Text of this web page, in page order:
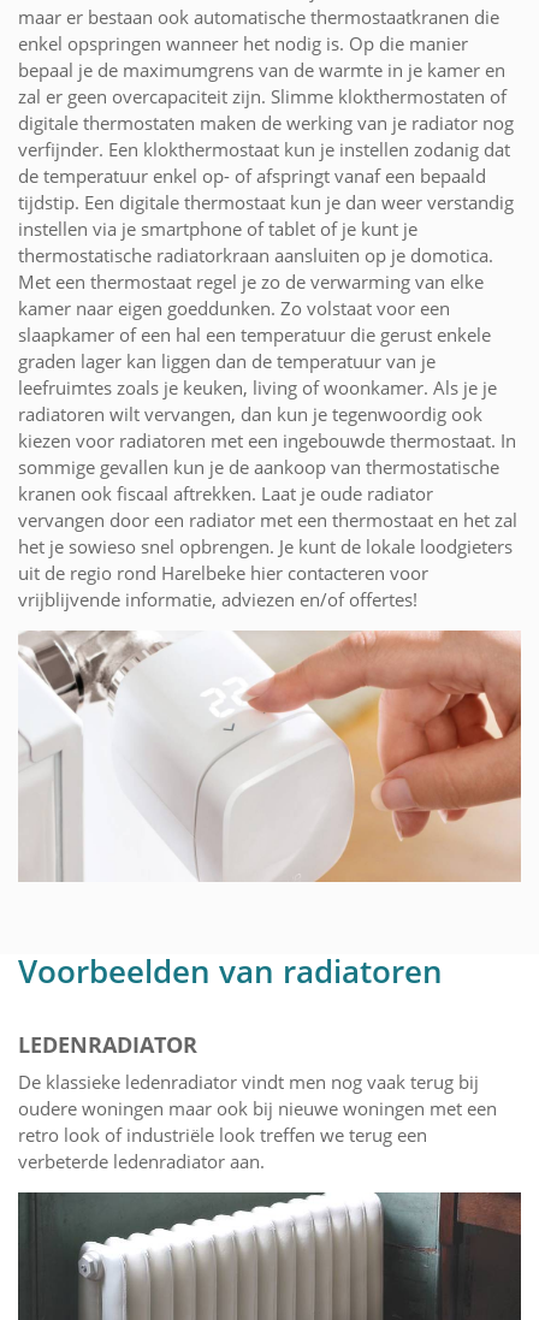
maar er bestaan ook automatische thermostaatkranen die
enkel opspringen wanneer het nodig is. Op die manier
bepaal je de maximumgrens van de warmte in je kamer en
zal er geen overcapaciteit zijn. Slimme klokthermostaten of
digitale thermostaten maken de werking van je radiator nog
verfijnder. Een klokthermostaat kun je instellen zodanig dat
de temperatuur enkel op- of afspringt vanaf een bepaald
tijdstip. Een digitale thermostaat kun je dan weer verstandig
instellen via je smartphone of tablet of je kunt je
thermostatische radiatorkraan aansluiten op je domotica.
Met een thermostaat regel je zo de verwarming van elke
kamer naar eigen goeddunken. Zo volstaat voor een
slaapkamer of een hal een temperatuur die gerust enkele
graden lager kan liggen dan de temperatuur van je
leefruimtes zoals je keuken, living of woonkamer. Als je je
radiatoren wilt vervangen, dan kun je tegenwoordig ook
kiezen voor radiatoren met een ingebouwde thermostaat. In
sommige gevallen kun je de aankoop van thermostatische
kranen ook fiscaal aftrekken. Laat je oude radiator
vervangen door een radiator met een thermostaat en het zal
het je sowieso snel opbrengen. Je kunt de lokale loodgieters
uit de regio rond Harelbeke hier contacteren voor
vrijblijvende informatie, adviezen en/of offertes!
Voorbeelden van radiatoren
LEDENRADIATOR
De klassieke ledenradiator vindt men nog vaak terug bij
oudere woningen maar ook bij nieuwe woningen met een
retro look of industriële look treffen we terug een
verbeterde ledenradiator aan.